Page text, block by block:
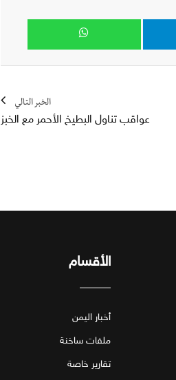
الخبر التالي
عواقب تناول البطيخ الأحمر مع الخبز
الأقسام
أخبار اليمن
ملفات ساخنة
تقارير خاصة